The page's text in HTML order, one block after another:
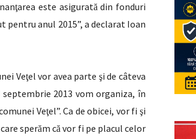
ţarea este asiguratădin fonduri
pentru anul 2015”, a declarat Ioan
Veţel vor avea parte şi de câteva
2013 vom organiza, în
Veţel”. Ca de obicei, vor fişi
sperăm că vor fi pe placul celor